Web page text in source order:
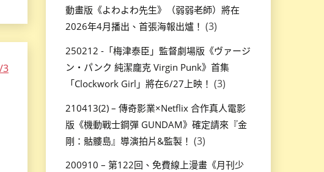
動畫版《よわよわ先生》（弱弱老師）將在
2026年4月播出、首張海報出爐！ (3)
250212 -「梅津泰臣」監督劇場版《ヴァージ
ン・パンク 純潔龐克 Virgin Punk》首集
「Clockwork Girl」將在6/27上映！ (3)
210413(2) – 傳奇影業×Netflix 合作真人電影
版《機動戰士鋼彈 GUNDAM》確定請來『金
剛：骷髏島』導演拍片&監製！ (3)
200910 – 第122回、免費線上漫畫《月刊少